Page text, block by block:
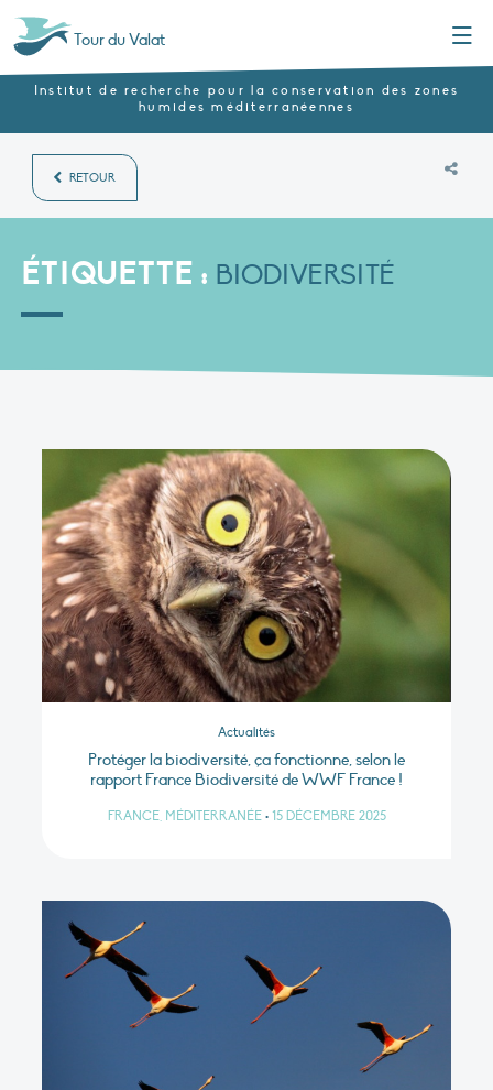
Tour du Valat
Institut de recherche pour la conservation des zones
humides méditerranéennes
RETOUR
ÉTIQUETTE : BIODIVERSITÉ
Actualités
Protéger la biodiversité, ça fonctionne, selon le
rapport France Biodiversité de WWF France !
FRANCE, MÉDITERRANÉE • 15 DÉCEMBRE 2025